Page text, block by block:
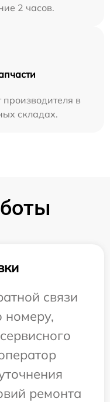
2 часов.
производителя в
складах.
связи
номеру,
ремонта